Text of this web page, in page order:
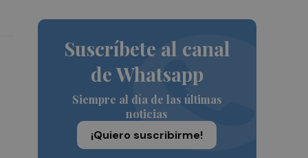
Suscríbete al canal
de Whatsapp
Siempre al día de las últimas
noticias
¡Quiero suscribirme!